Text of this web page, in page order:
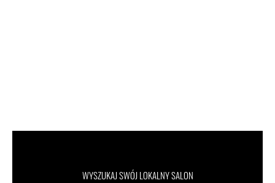
WYSZUKAJ SWÓJ LOKALNY SALON